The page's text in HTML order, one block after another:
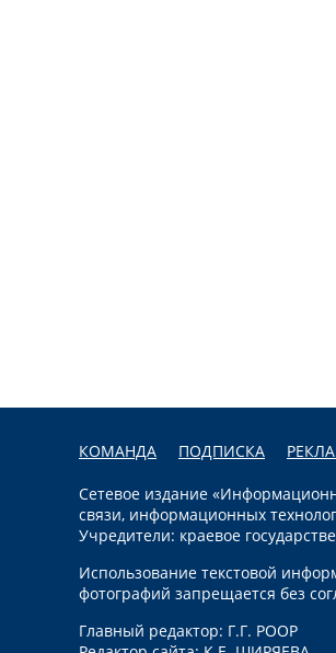
КОМАНДА ПОДПИСКА
Сетевое издание
связи, информационных
Учредители: краевое
Использование текстовой
фотографий запрещается без
Главный редактор: Г.Г. РООР